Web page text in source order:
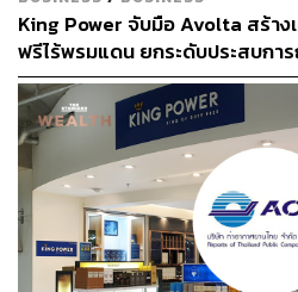
King Power จับมือ Avolta สร้า
ฟรีไร้พรมแดน ยกระดับประสบกา